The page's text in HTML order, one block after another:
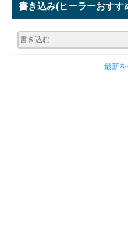
書き込み(ヒーラーおすす
最新